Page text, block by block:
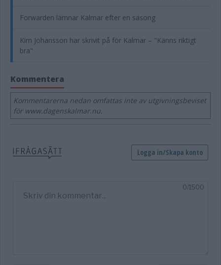
Forwarden lämnar Kalmar efter en säsong
Kim Johansson har skrivit på för Kalmar – "Känns riktigt
bra"
Kommentera
Kommentarerna nedan omfattas inte av utgivningsbeviset
för www.dagenskalmar.nu.